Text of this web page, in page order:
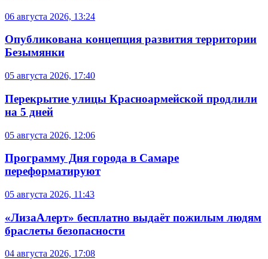
06 августа 2026, 13:24
Опубликована концепция развития территории
Безымянки
05 августа 2026, 17:40
Перекрытие улицы Красноармейской продлили
на 5 дней
05 августа 2026, 12:06
Программу Дня города в Самаре
переформатируют
05 августа 2026, 11:43
«ЛизаАлерт» бесплатно выдаёт пожилым людям
браслеты безопасности
04 августа 2026, 17:08